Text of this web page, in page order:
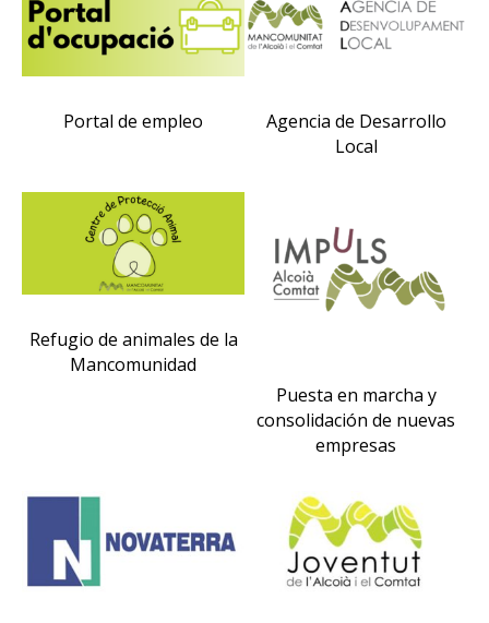
Portal de empleo
Agencia de Desarrollo
Local
Refugio de animales de la
Mancomunidad
Puesta en marcha y
consolidación de nuevas
empresas